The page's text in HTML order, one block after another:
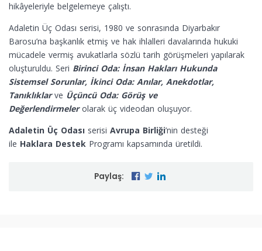
hikâyeleriyle belgelemeye çalıştı.
Adaletin Üç Odası serisi, 1980 ve sonrasında Diyarbakır
Barosu’na başkanlık etmiş ve hak ihlalleri davalarında hukuki
mücadele vermiş avukatlarla sözlü tarih görüşmeleri yapılarak
oluşturuldu. Seri Birinci Oda: İnsan Hakları Hukunda
Sistemsel Sorunlar, İkinci Oda: Anılar, Anekdotlar,
Tanıklıklarve Üçüncü Oda: Görüş ve
Değerlendirmelerolarak üç videodan oluşuyor.
Adaletin Üç Odası serisi Avrupa Birliği’nin desteği
ile Haklara Destek Programı kapsamında üretildi.
Paylaş: